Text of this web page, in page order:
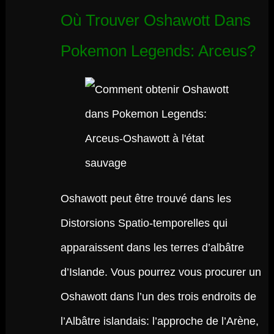
Où Trouver Oshawott Dans
Pokemon Legends: Arceus?
Oshawott peut être trouvé dans les
Distorsions Spatio-temporelles qui
apparaissent dans les terres d’albâtre
d’Islande. Vous pourrez vous procurer un
Oshawott dans l’un des trois endroits de
l’Albâtre islandais: l’approche de l’Arène,